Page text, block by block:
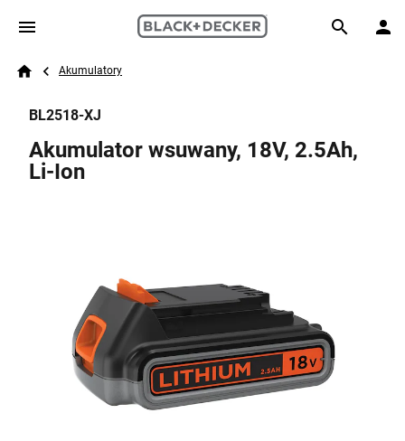
Skip to main content
Search
Breadcrumb
Akumulatory
BL2518-XJ
Akumulator wsuwany, 18V, 2.5Ah,
Li-Ion